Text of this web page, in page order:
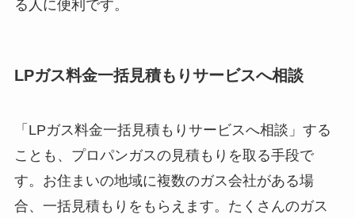
る人に便利です。
LPガス料金一括見積もりサービスへ相談
「LPガス料金一括見積もりサービスへ相談」する
ことも、プロパンガスの見積もりを取る手段で
す。お住まいの地域に複数のガス会社がある場
合、一括見積もりをもらえます。たくさんのガス